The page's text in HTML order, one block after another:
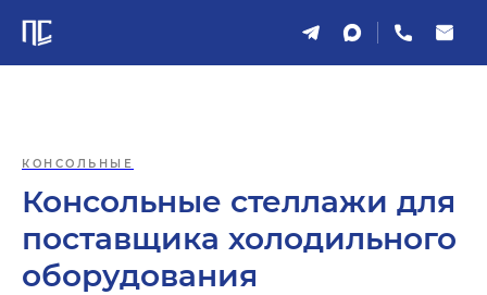
КОНСОЛЬНЫЕ
Консольные стеллажи для
поставщика холодильного
оборудования